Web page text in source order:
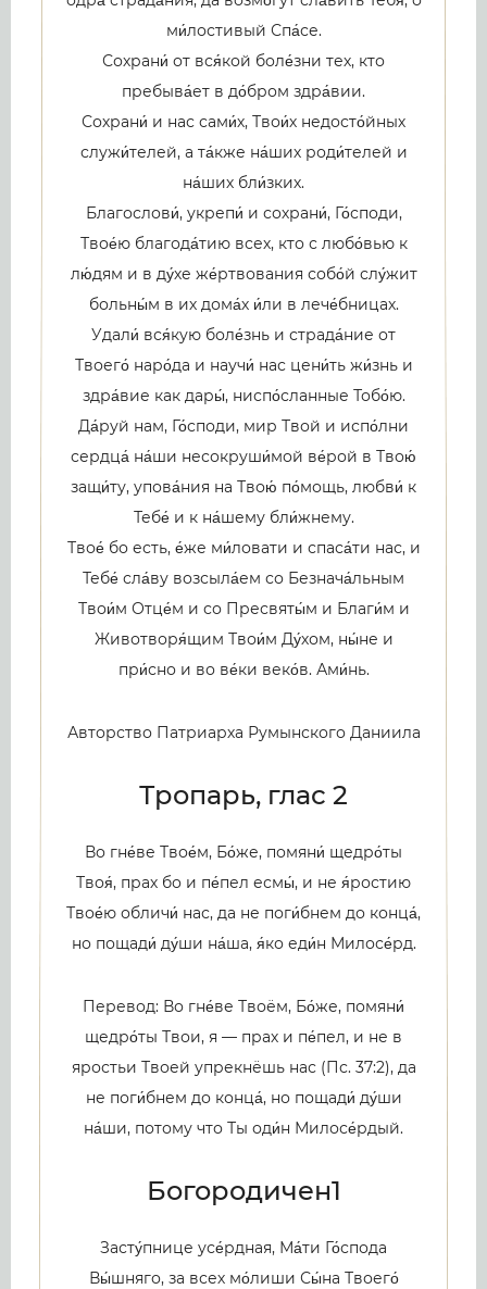
ми́лостивый Спа́се.
Сохрани́ от вся́кой боле́зни тех, кто
пребыва́ет в до́бром здра́вии.
Сохрани́ и нас сами́х, Твои́х недосто́йных
служи́телей, а та́кже на́ших роди́телей и
на́ших бли́зких.
Благослови́, укрепи́ и сохрани́, Го́споди,
Твое́ю благода́тию всех, кто с любо́вью к
лю́дям и в ду́хе же́ртвования собо́й слу́жит
больны́м в их дома́х и́ли в лече́бницах.
Удали́ вся́кую боле́знь и страда́ние от
Твоего́ наро́да и научи́ нас цени́ть жи́знь и
здра́вие как дары́, ниспо́сланные Тобо́ю.
Да́руй нам, Го́споди, мир Твой и испо́лни
сердца́ на́ши несокруши́мой ве́рой в Твою́
защи́ту, упова́ния на Твою́ по́мощь, любви́ к
Тебе́ и к на́шему бли́жнему.
Твое́ бо есть, е́же ми́ловати и спаса́ти нас, и
Тебе́ сла́ву возсыла́ем со Безнача́льным
Твои́м Отце́м и со Пресвяты́м и Благи́м и
Животворя́щим Твои́м Ду́хом, ны́не и
при́сно и во ве́ки веко́в. Ами́нь.
Авторство Патриарха Румынского Даниила
Тропарь, глас 2
Во гне́ве Твое́м, Бо́же, помяни́ щедро́ты
Твоя́, прах бо и пе́пел есмы́, и не я́ростию
Твое́ю обличи́ нас, да не поги́бнем до конца́,
но пощади́ ду́ши на́ша, я́ко еди́н Милосе́рд.
Перевод: Во гне́ве Твоём, Бо́же, помяни́
щедро́ты Твои, я — прах и пе́пел, и не в
яростьи Твоей упрекнёшь нас (Пс. 37:2), да
не поги́бнем до конца́, но пощади́ ду́ши
на́ши, потому что Ты оди́н Милосе́рдый.
Богородичен1
Засту́пнице усе́рдная, Ма́ти Го́спода
Вы́шняго, за всех мо́лиши Сы́на Твоего́